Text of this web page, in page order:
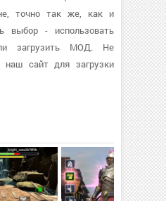
точно так же, как и
выбор - использовать
загрузить МОД. Не
наш сайт для загрузки